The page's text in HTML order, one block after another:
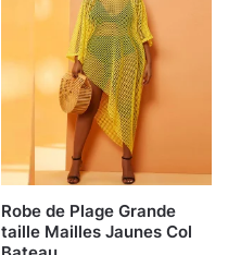
Robe de Plage Grande
taille Mailles Jaunes Col